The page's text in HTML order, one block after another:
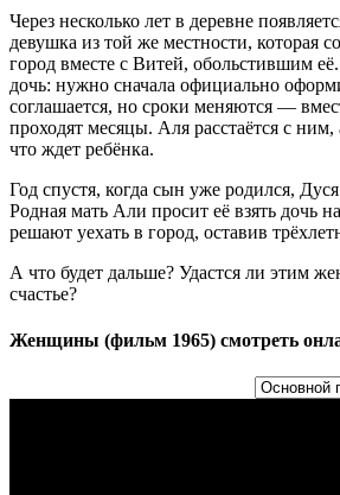
Через несколько лет в деревне
девушка из той же местности, которая
город вместе с Витей, обольстившим
дочь: нужно сначала официально
соглашается, но сроки меняются —
проходят месяцы. Аля расстаётся с ним,
что ждет ребёнка.
Год спустя, когда сын уже родился,
Родная мать Али просит её взять дочь
решают уехать в город, оставив
А что будет дальше? Удастся ли этим
счастье?
Женщины (фильм 1965) смотреть